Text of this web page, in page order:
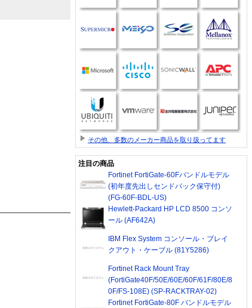
その他、多数のメーカー商品を取り扱ってます
注目の商品
Fortinet FortiGate-60Fバンドルモデル
(初年度先出しセンドバック保守付)
(FG-60F-BDL-US)
Hewlett-Packard HP LCD 8500 コンソ
ール (AF642A)
IBM Flex System コンソール・ブレイ
クアウト・ケーブル (81Y5286)
Fortinet Rack Mount Tray
(FortiGate40F/50E/60E/60F/61F/80E/8
0F/FS-108E) (SP-RACKTRAY-02)
Fortinet FortiGate-80F バンドルモデル